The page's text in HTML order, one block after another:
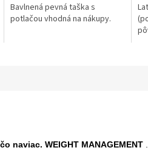
Bavlnená pevná taška s
potlačou vhodná na nákupy.
naviac. WEIGHT MANAGEMENT